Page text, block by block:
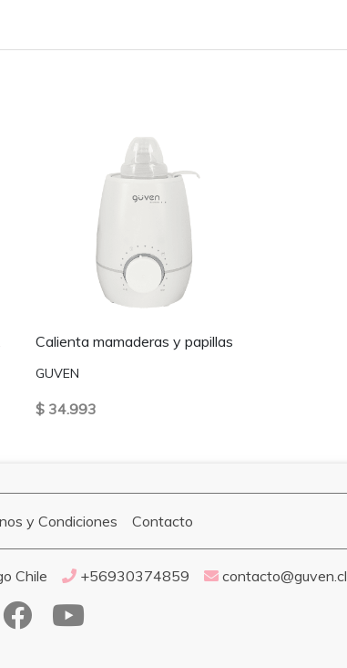
Calienta mamaderas y papillas
GUVEN
$ 34.993
y Condiciones Contacto
Chile +56930374859 contacto@guven.cl